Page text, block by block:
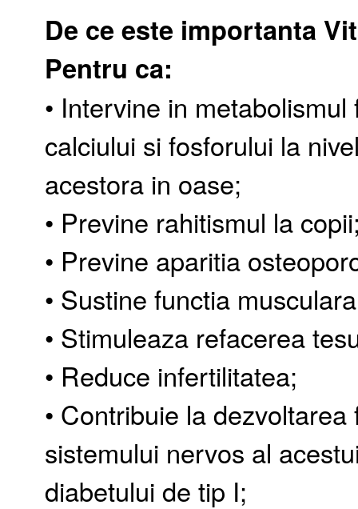
De ce este importanta
Pentru ca:
• Intervine in
calciului si fosforului la
acestora in oase;
• Previne rahitismul la
• Previne aparitia
• Sustine functia
• Stimuleaza refacerea
• Reduce infertilitatea;
• Contribuie la
sistemului nervos al
diabetului de tip I;